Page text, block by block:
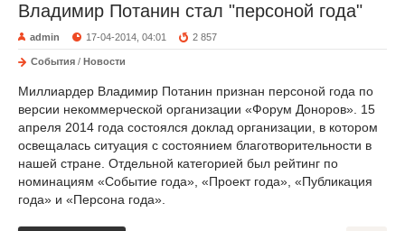
Владимир Потанин стал "персоной года"
admin 17-04-2014, 04:01 2 857
События / Новости
Миллиардер Владимир Потанин признан персоной года по
версии некоммерческой организации «Форум Доноров». 15
апреля 2014 года состоялся доклад организации, в котором
освещалась ситуация с состоянием благотворительности в
нашей стране. Отдельной категорией был рейтинг по
номинациям «Событие года», «Проект года», «Публикация
года» и «Персона года».